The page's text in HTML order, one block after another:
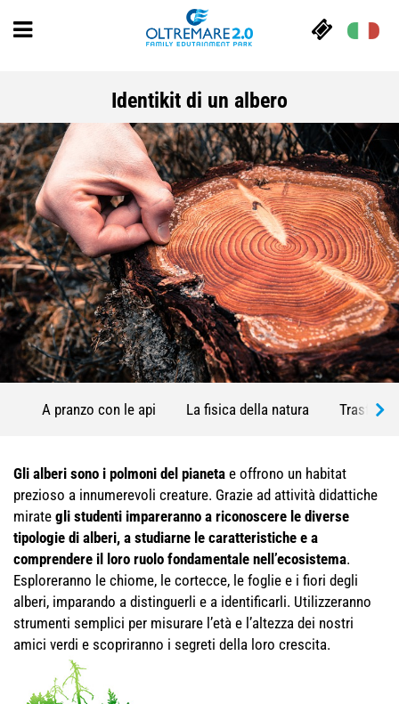
Identikit di un albero
A pranzo con le api La fisica della natura
Gli alberi sono i polmoni del pianeta e offrono un habitat
prezioso a innumerevoli creature. Grazie ad attività didattiche
mirate gli studenti impareranno a riconoscere le diverse
tipologie di alberi, a studiarne le caratteristiche e a
comprendere il loro ruolo fondamentale nell’ecosistema.
Esploreranno le chiome, le cortecce, le foglie e i fiori degli
alberi, imparando a distinguerli e a identificarli. Utilizzeranno
strumenti semplici per misurare l’età e l’altezza dei nostri
amici verdi e scopriranno i segreti della loro crescita.